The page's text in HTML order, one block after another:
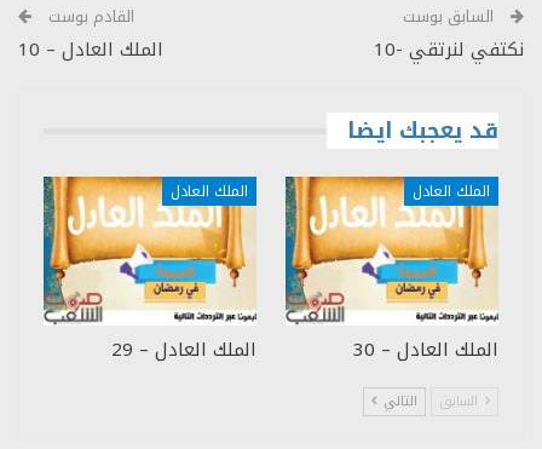
السابق بوست
نكتفي لنرتقي -10
القادم بوست
الملك العادل – 10
قد يعجبك ايضا
الملك العادل
الملك العادل – 30
الملك العادل
الملك العادل – 29
السابق التالي